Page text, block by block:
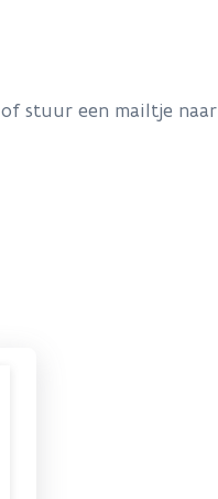
of stuur een mailtje naar